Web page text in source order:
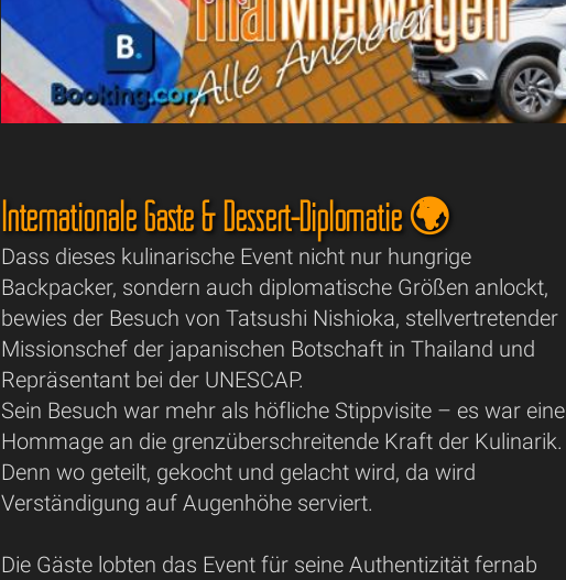
Internationale Gäste & Dessert-Diplomatie 🌍
Dass dieses kulinarische Event nicht nur hungrige
Backpacker, sondern auch diplomatische Größen anlockt,
bewies der Besuch von Tatsushi Nishioka, stellvertretender
Missionschef der japanischen Botschaft in Thailand und
Repräsentant bei der UNESCAP.
Sein Besuch war mehr als höfliche Stippvisite – es war eine
Hommage an die grenzüberschreitende Kraft der Kulinarik.
Denn wo geteilt, gekocht und gelacht wird, da wird
Verständigung auf Augenhöhe serviert.
Die Gäste lobten das Event für seine Authentizität fernab